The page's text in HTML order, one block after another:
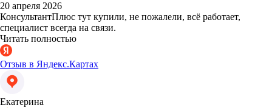
20 апреля 2026
КонсультантПлюс тут купили, не пожалели, всё работает,
специалист всегда на связи.
Читать полностью
Отзыв в Яндекс.Картах
Екатерина